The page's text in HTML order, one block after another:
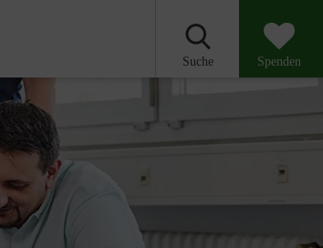
Suche Spenden